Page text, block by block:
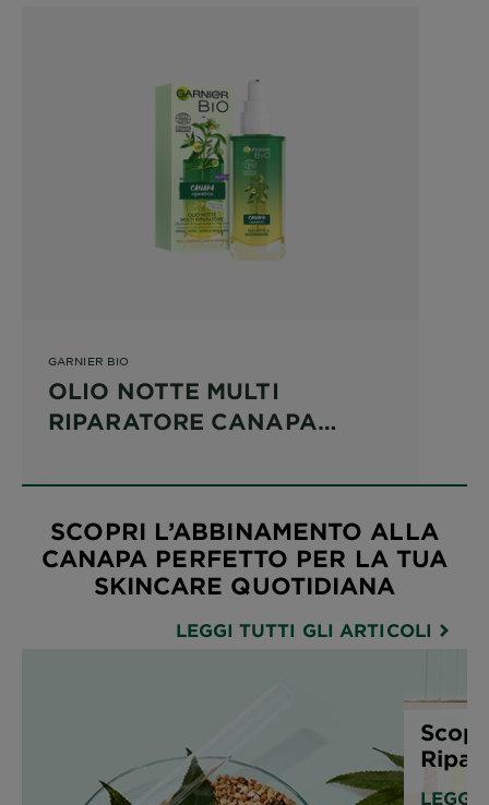
GARNIER BIO
OLIO NOTTE MULTI
RIPARATORE CANAPA
SCOPRI L’ABBINAMENTO ALLA
CANAPA PERFETTO PER LA TUA
SKINCARE QUOTIDIANA
LEGGI TUTTI GLI ARTICOLI
LEGGI